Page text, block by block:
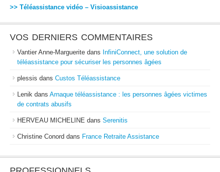
>> Téléassistance vidéo – Visioassistance
VOS DERNIERS COMMENTAIRES
Vantier Anne-Marguerite dans InfiniConnect, une solution de
téléassistance pour sécuriser les personnes âgées
plessis dans Custos Téléassistance
Lenik dans Arnaque téléassistance : les personnes âgées victimes
de contrats abusifs
HERVEAU MICHELINE dans Serenitis
Christine Conord dans France Retraite Assistance